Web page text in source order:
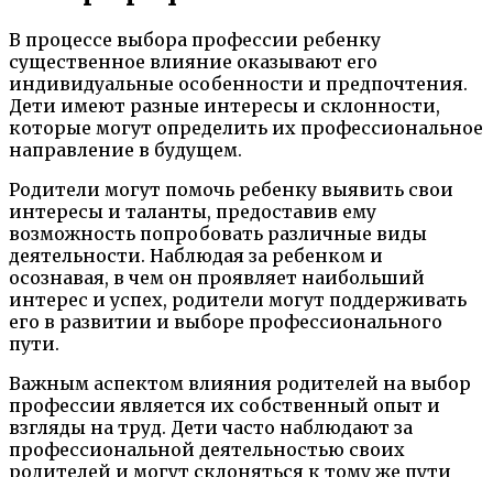
В процессе выбора профессии ребенку
существенное влияние оказывают его
индивидуальные особенности и предпочтения.
Дети имеют разные интересы и склонности,
которые могут определить их профессиональное
направление в будущем.
Родители могут помочь ребенку выявить свои
интересы и таланты, предоставив ему
возможность попробовать различные виды
деятельности. Наблюдая за ребенком и
осознавая, в чем он проявляет наибольший
интерес и успех, родители могут поддерживать
его в развитии и выборе профессионального
пути.
Важным аспектом влияния родителей на выбор
профессии является их собственный опыт и
взгляды на труд. Дети часто наблюдают за
профессиональной деятельностью своих
родителей и могут склоняться к тому же пути